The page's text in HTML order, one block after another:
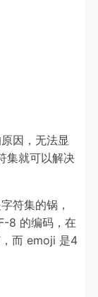
因，无法显
集就可以解决
符集的锅，
8 的编码，在
而 emoji 是4